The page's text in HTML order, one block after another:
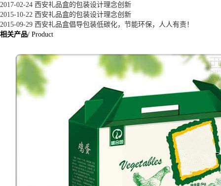
2017-02-24 西安礼品盒的包装设计理念创新
2015-10-22 西安礼品盒的包装设计理念创新
2015-09-29 西安礼品盒倡导包装低碳化，节能环保，人人有责！
相关产品/ Product